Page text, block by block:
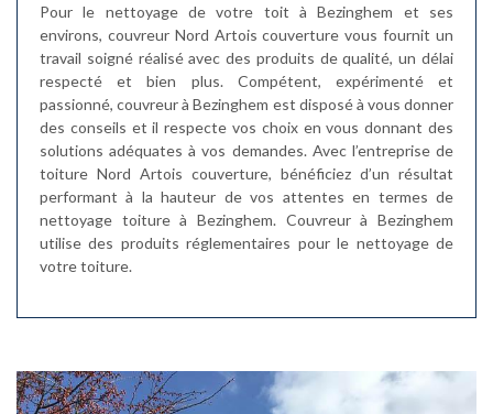
Pour le nettoyage de votre toit à Bezinghem et ses
environs, couvreur Nord Artois couverture vous fournit un
travail soigné réalisé avec des produits de qualité, un délai
respecté et bien plus. Compétent, expérimenté et
passionné, couvreur à Bezinghem est disposé à vous donner
des conseils et il respecte vos choix en vous donnant des
solutions adéquates à vos demandes. Avec l’entreprise de
toiture Nord Artois couverture, bénéficiez d’un résultat
performant à la hauteur de vos attentes en termes de
nettoyage toiture à Bezinghem. Couvreur à Bezinghem
utilise des produits réglementaires pour le nettoyage de
votre toiture.